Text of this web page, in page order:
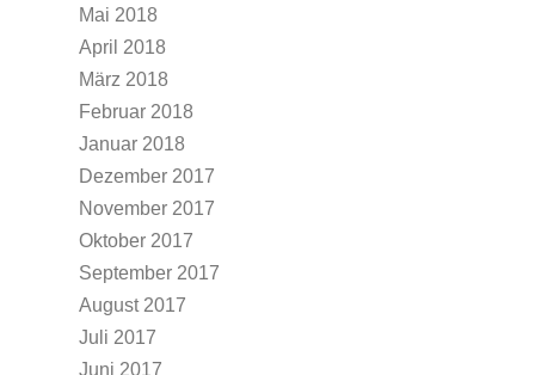
Mai 2018
April 2018
März 2018
Februar 2018
Januar 2018
Dezember 2017
November 2017
Oktober 2017
September 2017
August 2017
Juli 2017
Juni 2017